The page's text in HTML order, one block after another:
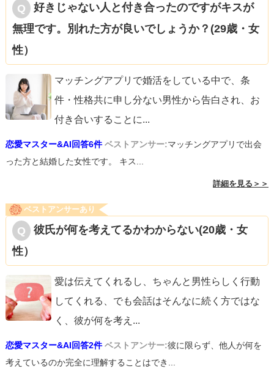
好きじゃない人と付き合ったのですがキスが
無理です。別れた方が良いでしょうか？(29歳・女
性）
マッチングアプリで婚活をしている中で、条
件・性格共に申し分ない男性から告白され、お
付き合いすることに...
恋愛マスター&AI回答6件 ベストアンサー:マッチングアプリで出会
った方と結婚した女性です。 キス...
詳細を見る＞＞
ベストアンサーあり
彼氏が何を考えてるかわからない(20歳・女
性）
愛は伝えてくれるし、ちゃんと男性らしく行動
してくれる、でも会話はそんなに続く方ではな
く、彼が何を考え ...
恋愛マスター&AI回答2件 ベストアンサー:彼に限らず、他人が何を
考えているのか完全に理解することはでき...